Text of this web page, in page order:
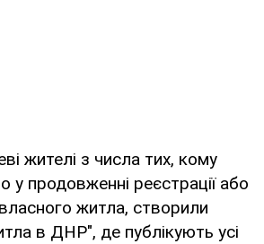
жителі з числа тих, кому
у продовженні реєстрації або
житла, створили
в ДНР", де публікують усі